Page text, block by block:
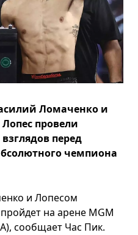
Ломаченко и
провели
перед
чемпиона
и Лопесом
на арене MGM
сообщает Час Пик.